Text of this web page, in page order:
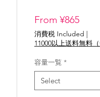
From ¥865Price
消費税 Included |
11000以上送料無料
容量一覧 *
Select